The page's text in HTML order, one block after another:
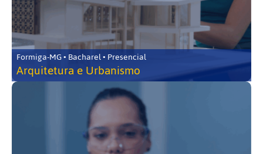
Formiga-MG • Bacharel • Presencial
Arquitetura e Urbanismo